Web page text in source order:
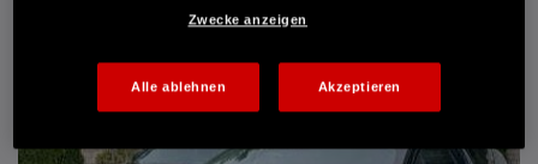
Zwecke anzeigen
Alle ablehnen Akzeptieren